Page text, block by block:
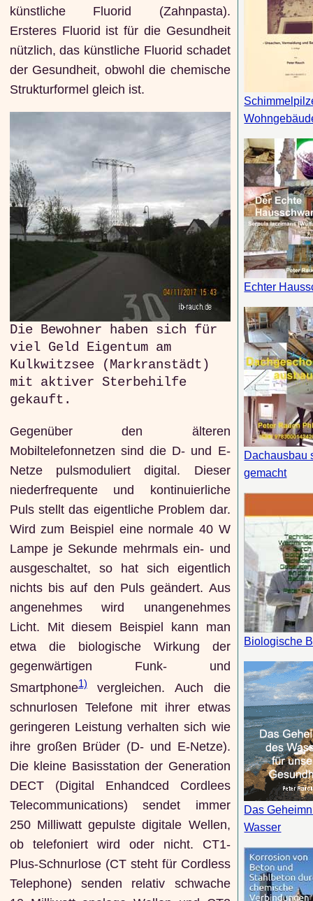
künstliche Fluorid (Zahnpasta).
Ersteres Fluorid ist für die Gesundheit
nützlich, das künstliche Fluorid schadet
der Gesundheit, obwohl die chemische
Strukturformel gleich ist.
Die Bewohner haben sich für
viel Geld Eigentum am
Kulkwitzsee (Markranstädt)
mit aktiver Sterbehilfe
gekauft.
Gegenüber den älteren
Mobiltelefonnetzen sind die D- und E-
Netze pulsmoduliert digital. Dieser
niederfrequente und kontinuierliche
Puls stellt das eigentliche Problem dar.
Wird zum Beispiel eine normale 40 W
Lampe je Sekunde mehrmals ein- und
ausgeschaltet, so hat sich eigentlich
nichts bis auf den Puls geändert. Aus
angenehmes wird unangenehmes
Licht. Mit diesem Beispiel kann man
etwa die biologische Wirkung der
gegenwärtigen Funk- und
Smartphone1)vergleichen. Auch die
schnurlosen Telefone mit ihrer etwas
geringeren Leistung verhalten sich wie
ihre großen Brüder (D- und E-Netze).
Die kleine Basisstation der Generation
DECT (Digital Enhandced Cordlees
Telecommunications) sendet immer
250 Milliwatt gepulste digitale Wellen,
ob telefoniert wird oder nicht. CT1-
Plus-Schnurlose (CT steht für Cordless
Telephone) senden relativ schwache
Echter
Dachausbau
gemacht
Biologische
Das
Wasser